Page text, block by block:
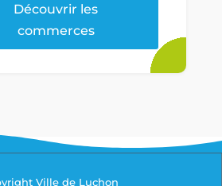
Découvrir les
commerces
Ville de Luchon